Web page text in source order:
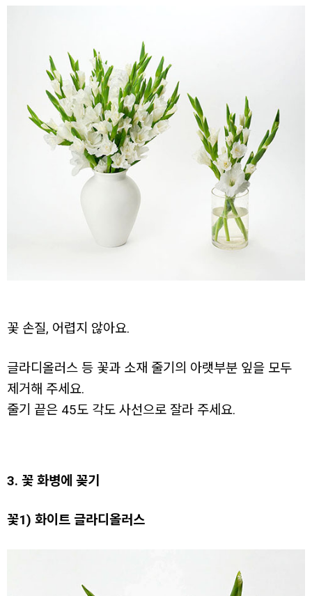
꽃 손질, 어렵지 않아요.
글라디올러스 등 꽃과 소재 줄기의 아랫부분 잎을 모두
제거해 주세요.
줄기 끝은 45도 각도 사선으로 잘라 주세요.
3. 꽃 화병에 꽂기
꽃1) 화이트 글라디올러스